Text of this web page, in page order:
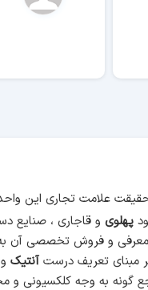
حقیقت علامت تجاری این
پهلوی و قاجاری ، صنایع
معرفی و فروش تخصصی آن
مبنای تعریف درست آنتیک
گونه به وجه کلکسیونی و